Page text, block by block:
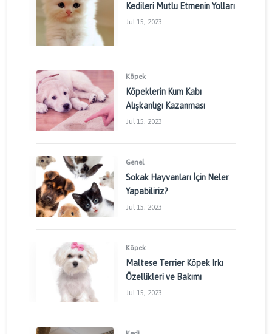
Kedileri Mutlu Etmenin Yolları
Jul 15, 2023
Köpek
Köpeklerin Kum Kabı
Alışkanlığı Kazanması
Jul 15, 2023
Genel
Sokak Hayvanları İçin Neler
Yapabiliriz?
Jul 15, 2023
Köpek
Maltese Terrier Köpek Irkı
Özellikleri ve Bakımı
Jul 15, 2023